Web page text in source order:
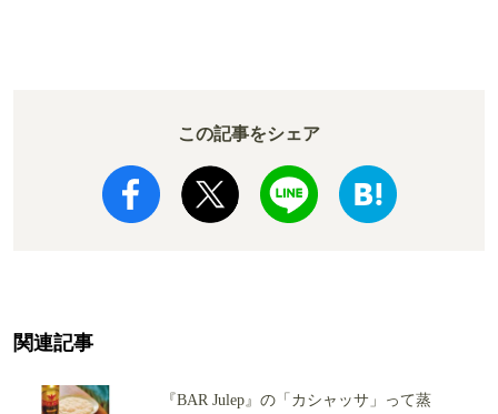
この記事をシェア
関連記事
『BAR Julep』の「カシャッサ」って蒸